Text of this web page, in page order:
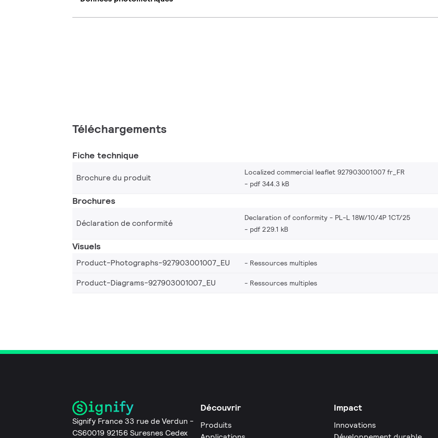
Téléchargements
Fiche technique
Brochure du produit
Localized commercial leaflet 927903001007 fr_FR
pdf 344.3 kB
Brochures
Déclaration de conformité
Declaration of conformity - PL-L 18W/10/4P 1CT/25
pdf 229.1 kB
Visuels
Product-Photographs-927903001007_EU Ressources multiples
Product-Diagrams-927903001007_EU
Ressources multiples
Signify France 33 rue de Verdun -
CS60019 92156 Suresnes Cedex
Découvrir
Produits
Impact
Innovations